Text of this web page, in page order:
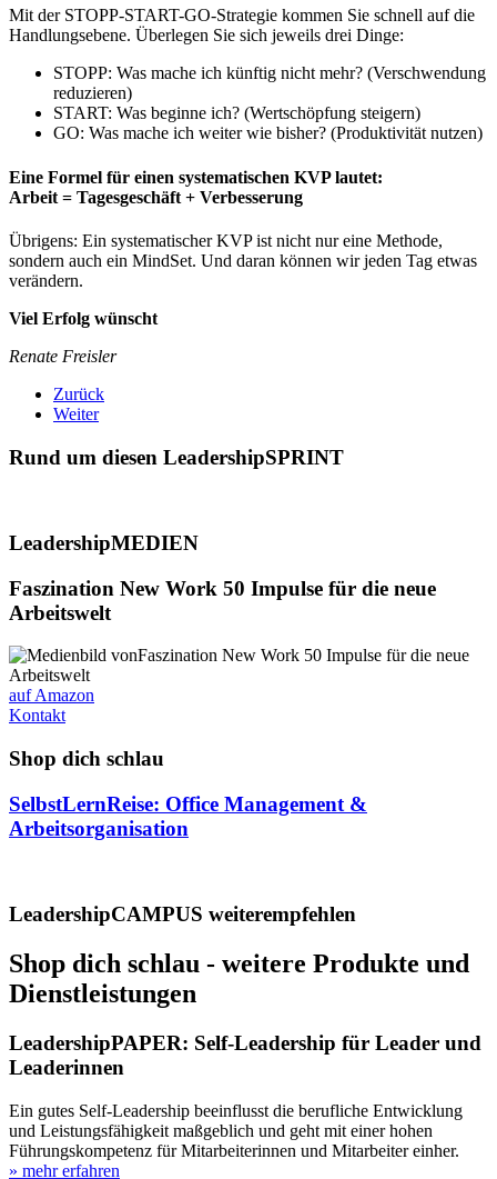
Mit der STOPP-START-GO-Strategie kommen Sie schnell auf die
Handlungsebene. Überlegen Sie sich jeweils drei Dinge:
STOPP: Was mache ich künftig nicht mehr? (Verschwendung
reduzieren)
START: Was beginne ich? (Wertschöpfung steigern)
GO: Was mache ich weiter wie bisher? (Produktivität nutzen)
Eine Formel für einen systematischen KVP lautet:
Arbeit = Tagesgeschäft + Verbesserung
Übrigens: Ein systematischer KVP ist nicht nur eine Methode,
sondern auch ein MindSet. Und daran können wir jeden Tag etwas
verändern.
Viel Erfolg wünscht
Renate Freisler
Zurück
Weiter
Rund um diesen LeadershipSPRINT
LeadershipMEDIEN
Faszination New Work 50 Impulse für die neue
Arbeitswelt
auf Amazon
Kontakt
Shop dich schlau
SelbstLernReise: Office Management &
Arbeitsorganisation
LeadershipCAMPUS weiterempfehlen
Shop dich schlau - weitere Produkte und
Dienstleistungen
LeadershipPAPER: Self-Leadership für Leader und
Leaderinnen
Ein gutes Self-Leadership beeinflusst die berufliche Entwicklung
und Leistungsfähigkeit maßgeblich und geht mit einer hohen
Führungskompetenz für Mitarbeiterinnen und Mitarbeiter einher.
» mehr erfahren